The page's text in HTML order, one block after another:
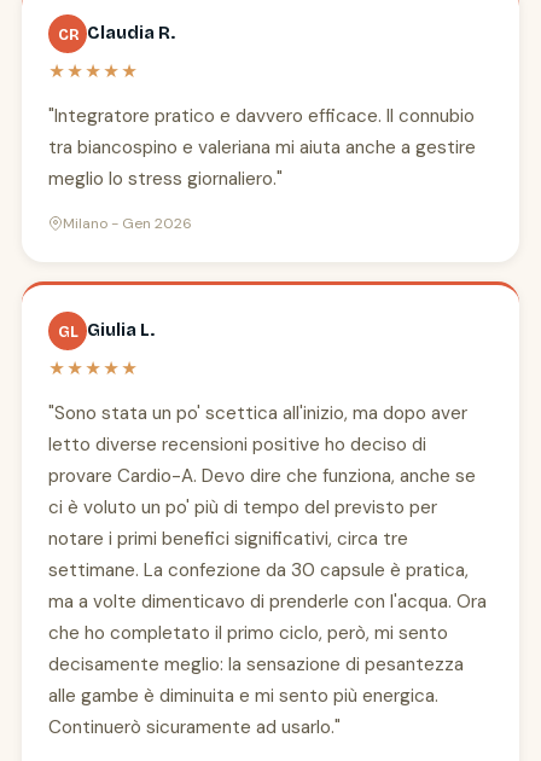
CR Claudia R.
★★★★★
"Integratore pratico e davvero efficace. Il connubio
tra biancospino e valeriana mi aiuta anche a gestire
meglio lo stress giornaliero."
Milano - Gen 2026
GL Giulia L.
★★★★★
"Sono stata un po' scettica all'inizio, ma dopo aver
letto diverse recensioni positive ho deciso di
provare Cardio-A. Devo dire che funziona, anche se
ci è voluto un po' più di tempo del previsto per
notare i primi benefici significativi, circa tre
settimane. La confezione da 30 capsule è pratica,
ma a volte dimenticavo di prenderle con l'acqua. Ora
che ho completato il primo ciclo, però, mi sento
decisamente meglio: la sensazione di pesantezza
alle gambe è diminuita e mi sento più energica.
Continuerò sicuramente ad usarlo."